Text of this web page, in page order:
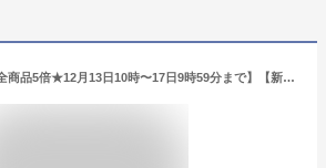
【エントリーで全商品5倍★12月13日10時〜17日9時59分まで】【新品】 ONE PIECE カードゲーム スタートデッキ 百獣海賊団 ST-04 倉庫S